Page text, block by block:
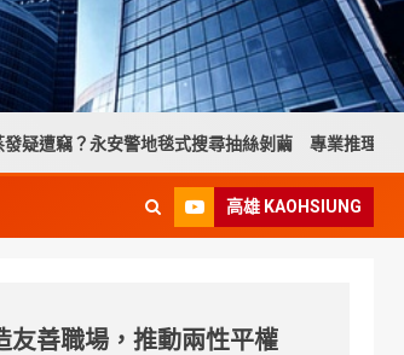
地毯式搜尋抽絲剝繭 專業推理助婦人找回失物】
高雄 KAOHSIUNG
友善職場，推動兩性平權